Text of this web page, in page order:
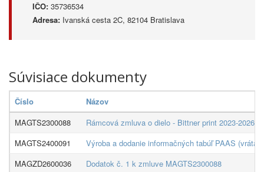
IČO: 35736534
Adresa: Ivanská cesta 2C, 82104 Bratislava
Súvisiace dokumenty
Číslo
Názov
MAGTS2300088
Rámcová zmluva o dielo - Bittner print 2023-2026
MAGTS2400091
Výroba a dodanie informačných tabúľ PAAS
MAGZD2600036
Dodatok č. 1 k zmluve MAGTS2300088